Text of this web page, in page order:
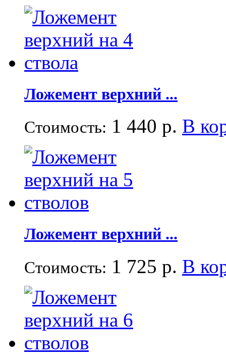
Ложемент верхний ...
Стоимость: 1 440 р. В
Ложемент верхний ...
Стоимость: 1 725 р. В